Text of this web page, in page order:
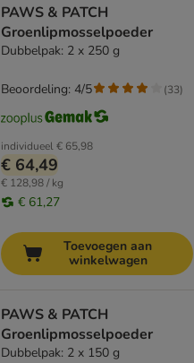
PAWS & PATCH
Groenlipmosselpoeder
Dubbelpak: 2 x 250 g
individueel€ 65,98
€ 64,49
€ 128,98 / kg
€ 61,27
Beoordeling: 4/5 (33)
Toevoegen aan
winkelwagen
PAWS & PATCH
Groenlipmosselpoeder
Dubbelpak: 2 x 150 g